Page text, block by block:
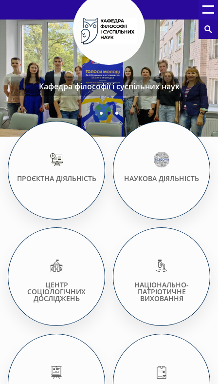
Кафедра філософії і суспільних наук
ПРОЄКТНА ДІЯЛЬНІСТЬ НАУКОВА ДІЯЛЬНІСТЬ
ЦЕНТР
СОЦІОЛОГІЧНИХ
ДОСЛІДЖЕНЬ
НАЦІОНАЛЬНО-
ПАТРІОТИЧНЕ
ВИХОВАННЯ